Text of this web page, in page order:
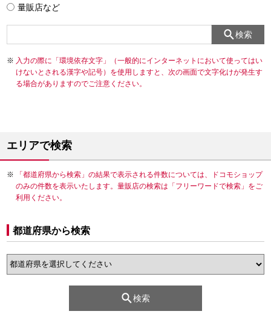
量販店など
検索
入力の際に「環境依存文字」（一般的にインターネットにおいて使ってはい
けないとされる漢字や記号）を使用しますと、次の画面で文字化けが発生す
る場合がありますのでご注意ください。
エリアで検索
「都道府県から検索」の結果で表示される件数については、ドコモショップ
のみの件数を表示いたします。量販店の検索は「フリーワードで検索」をご
利用ください。
都道府県から検索
検索